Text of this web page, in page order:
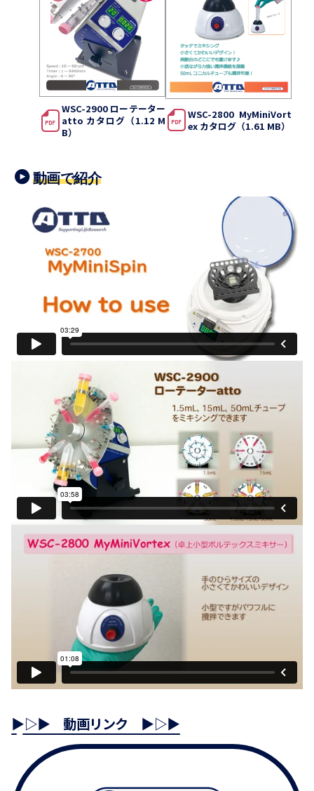
WSC-2900 ローテーター
atto カタログ（1.12 M
B）
WSC-2800 MyMiniVort
ex カタログ（1.61 MB）
動画で紹介
▶▷▶ 動画リンク ▶▷▶